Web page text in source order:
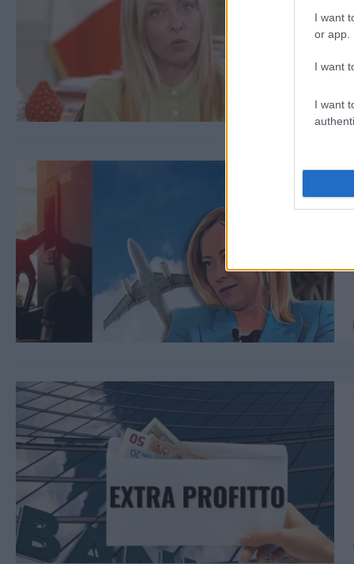
I want
or app.
I want
I want